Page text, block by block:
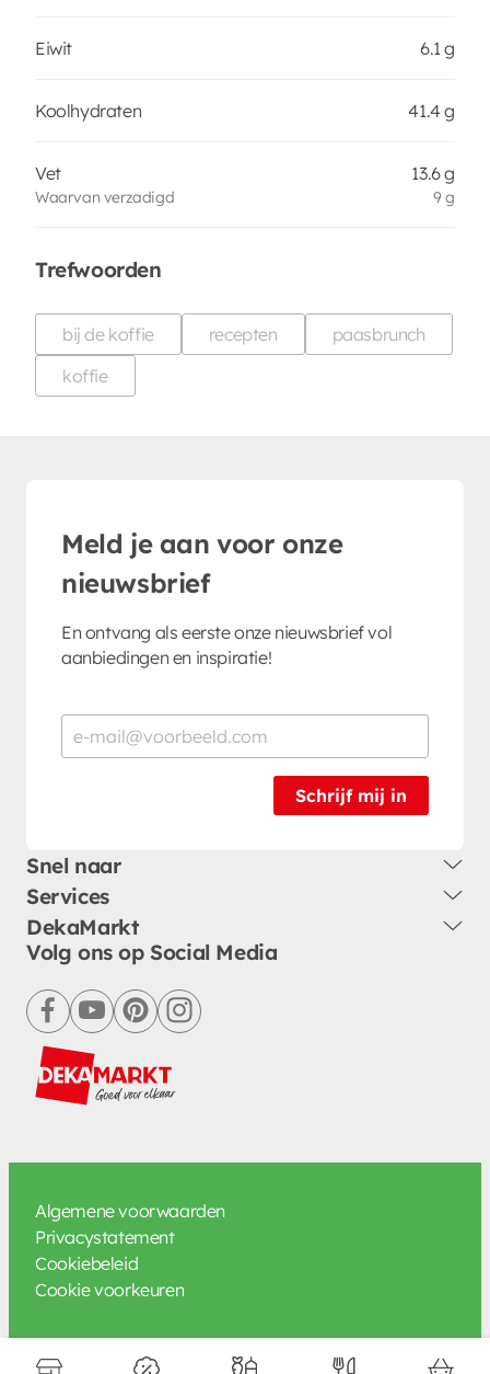
Eiwit 6.1 g
Koolhydraten 41.4 g
Vet 13.6 g
Waarvan verzadigd 9 g
Trefwoorden
bij de koffie recepten
paasbrunch
koffie
Meld je aan voor onze
nieuwsbrief
En ontvang als eerste onze nieuwsbrief vol
aanbiedingen en inspiratie!
Schrijf mij in
Snel naar
Services
DekaMarkt
Volg ons op Social Media
facebookyoutubepinterestinstagram
Algemene voorwaarden
Privacystatement
Cookiebeleid
Cookie voorkeuren